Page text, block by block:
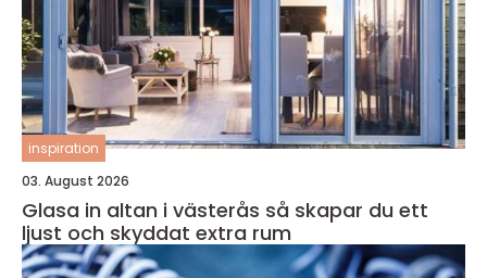
inspiration
03. August 2026
Glasa in altan i västerås så skapar du ett
ljust och skyddat extra rum